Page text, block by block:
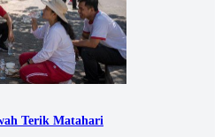
Terik Matahari